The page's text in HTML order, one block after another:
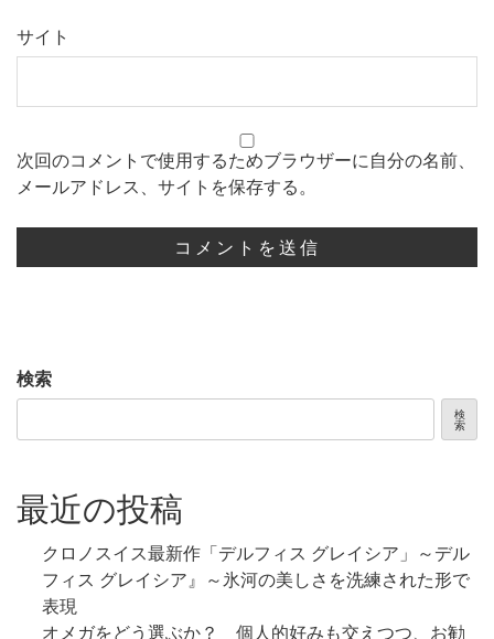
サイト
次回のコメントで使用するためブラウザーに自分の名前、
メールアドレス、サイトを保存する。
検索
検
索
最近の投稿
クロノスイス最新作「デルフィス グレイシア」～デル
フィス グレイシア』～氷河の美しさを洗練された形で
表現
オメガをどう選ぶか？ 個人的好みも交えつつ、お勧